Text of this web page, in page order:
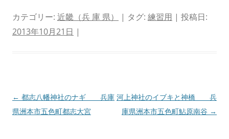
カテゴリー: 近畿（兵 庫 県） | タグ: 練習用 | 投稿日:
2013年10月21日 |
投
稿
← 都志八幡神社のナギ 兵庫
県洲本市五色町都志大宮
河上神社のイブキと神橋 兵
庫県洲本市五色町鮎原南谷 →